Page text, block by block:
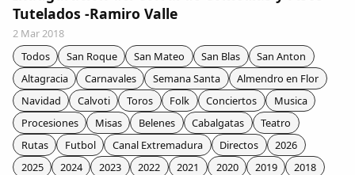
Colaboradores
AlkoTV
Biblioteca
Periódico Alconétar
Tutelados -Ramiro Valle
2 Mar 2018
Todos
San Roque San Mateo San Blas
San Anton
Altagracia
Carnavales Semana Santa
Almendro en Flor
Navidad
Calvoti Toros Folk Conciertos
Musica
Procesiones
Misas Belenes Cabalgatas
Teatro
Rutas
Futbol Canal Extremadura Directos
2026
2025
2024 2023 2022 2021 2020 2019
2018